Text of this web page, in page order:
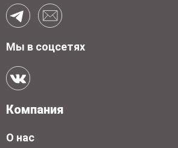
Мы в соцсетях
Компания
О нас